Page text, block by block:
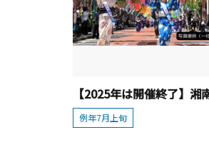
例年7月上旬